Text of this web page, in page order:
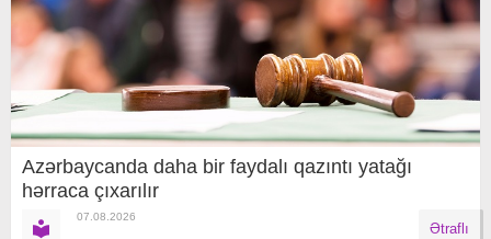
Azərbaycanda daha bir faydalı qazıntı yatağı
hərraca çıxarılır
07.08.2026
Ətraflı